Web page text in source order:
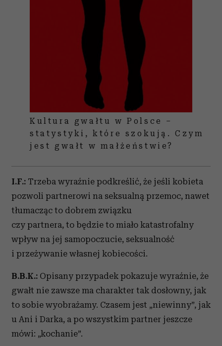
Kultura gwałtu w Polsce –
statystyki, które szokują. Czym
jest gwałt w małżeństwie?
I.F.: Trzeba wyraźnie podkreślić, że jeśli kobieta
pozwoli partnerowi na seksualną przemoc, nawet
tłumacząc to dobrem związku
czy partnera, to będzie to miało katastrofalny
wpływ na jej samopoczucie, seksualność
i przeżywanie własnej kobiecości.
B.B.K.: Opisany przypadek pokazuje wyraźnie, że
gwałt nie zawsze ma charakter tak dosłowny, jak
to sobie wyobrażamy. Czasem jest „niewinny”, jak
u Ani i Darka, a po wszystkim partner jeszcze
mówi: „kochanie”.